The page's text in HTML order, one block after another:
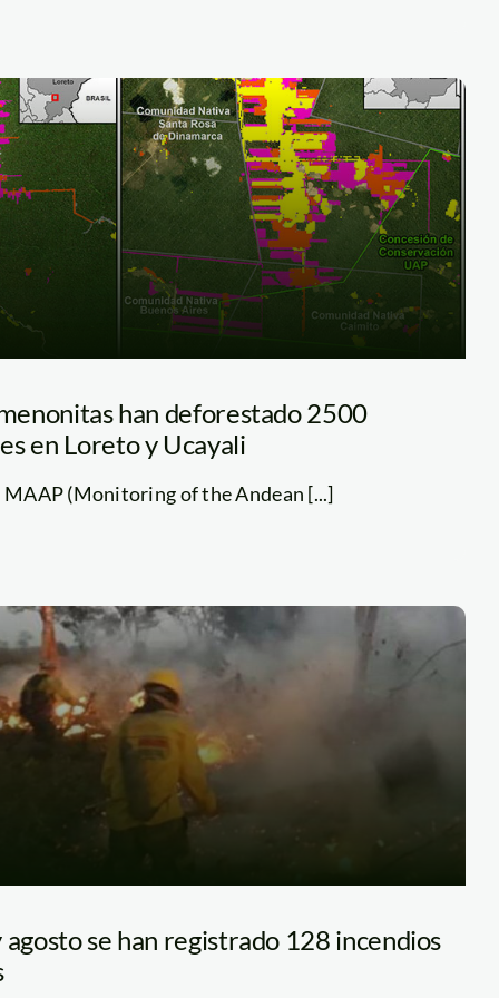
han deforestado 2500
en Loreto y Ucayali
(Monitoring of the Andean [...]
se han registrado 128 incendios